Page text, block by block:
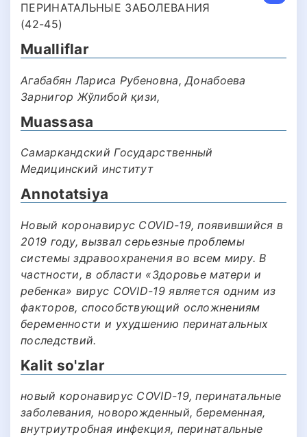
ПЕРИНАТАЛЬНЫЕ ЗАБОЛЕВАНИЯ
(42-45)
Mualliflar
Агабабян Лариса Рубеновна, Донабоева
Зарнигор Жўлибой қизи,
Muassasa
Самаркандский Государственный
Медицинский институт
Annotatsiya
Новый коронавирус COVID-19, появившийся в
2019 году, вызвал серьезные проблемы
системы здравоохранения во всем миру. В
частности, в области «Здоровье матери и
ребенка» вирус СOVID-19 является одним из
факторов, способствующий осложнениям
беременности и ухудшению перинатальных
последствий.
Kalit so'zlar
новый коронавирус COVID-19, перинатальные
заболевания, новорожденный, беременная,
внутриутробная инфекция, перинатальные